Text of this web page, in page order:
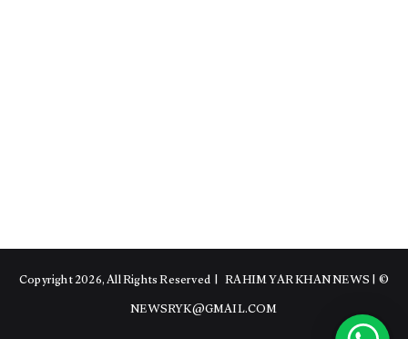
© Copyright 2026, All Rights Reserved |
RAHIM YAR KHAN NEWS|
NEWSRYK@GMAIL.COM